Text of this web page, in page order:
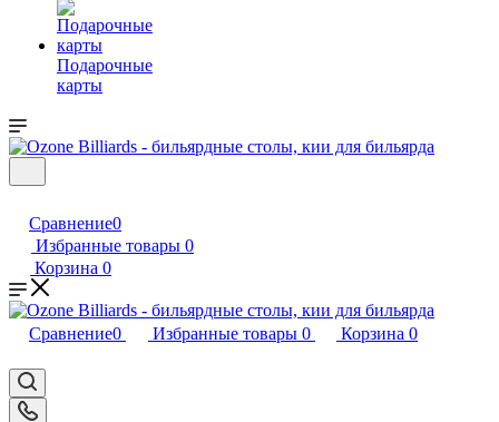
Подарочные
карты
Сравнение0
Избранные товары 0
Корзина 0
Сравнение0 Избранные товары 0 Корзина 0